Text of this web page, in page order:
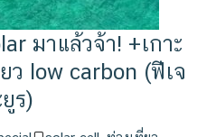
มาแล้วจ้า! +เกาะ
ว low carbon (ฟีเจ
ร)